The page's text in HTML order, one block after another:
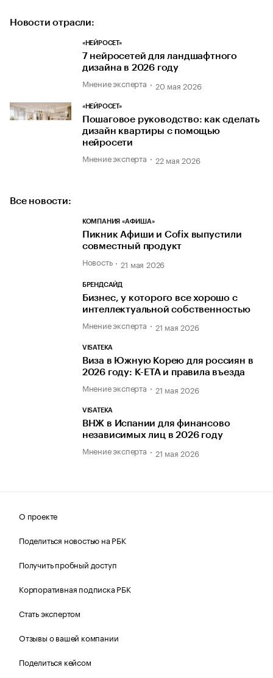
Новости отрасли:
«НЕЙРОСЕТ»
7 нейросетей для ландшафтного
дизайна в 2026 году
Мнение эксперта 20 мая 2026
«НЕЙРОСЕТ»
Пошаговое руководство: как сделать
дизайн квартиры с помощью
нейросети
Мнение эксперта 22 мая 2026
Все новости:
КОМПАНИЯ «АФИША»
Пикник Афиши и Cofix выпустили
совместный продукт
Новость 21 мая 2026
БРЕНДСАЙД
Бизнес, у которого все хорошо с
интеллектуальной собственностью
Мнение эксперта 21 мая 2026
VISATEKA
Виза в Южную Корею для россиян в
2026 году: K-ETA и правила въезда
Мнение эксперта 21 мая 2026
VISATEKA
ВНЖ в Испании для финансово
независимых лиц в 2026 году
Мнение эксперта 21 мая 2026
О проекте
Поделиться новостью на РБК
Получить пробный доступ
Корпоративная подписка РБК
Стать экспертом
Отзывы о вашей компании
Поделиться кейсом